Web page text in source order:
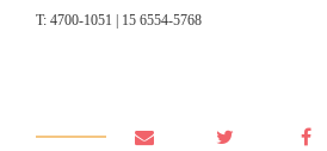
T: 4700-1051 | 15 6554-5768